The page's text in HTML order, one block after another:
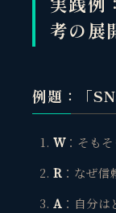
考の展
例題：「
W：そも
R：なぜ信
A ：自分